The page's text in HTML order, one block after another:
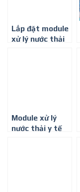
Lắp đặt module
xử lý nước thải
Module xử lý
nước thải y tế